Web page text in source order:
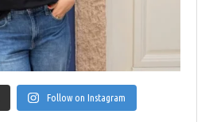
Follow on Instagram